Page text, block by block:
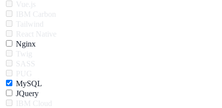
Vue.js
IBM Carbon
Tailwind
React Native
Nginx
Twig
SASS
PUG
MySQL
JQuery
IBM Cloud